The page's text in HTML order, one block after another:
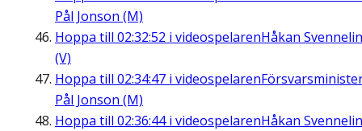
Pål Jonson (M)
Hoppa till 02:32:52 i videospelarenHåkan
(V)
Hoppa till 02:34:47 i videospelaren
Pål Jonson (M)
Hoppa till 02:36:44i videospelarenHåkan